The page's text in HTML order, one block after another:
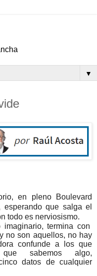
▼
en pleno Boulevard
que salga el
todo es nerviosismo.
termina con
no son aquellos, no hay
confunde a los que
sabemos algo,
datos de cualquier